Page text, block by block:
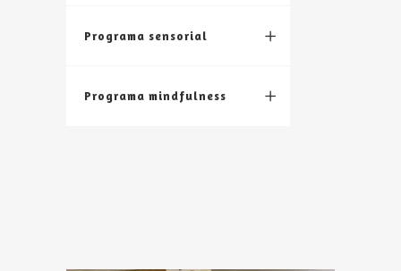
Programa sensorial
Programa mindfulness